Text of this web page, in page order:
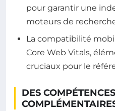
pour garantir une
moteurs de
La compatibilité
Core Web Vitals,
cruciaux pour le
DES